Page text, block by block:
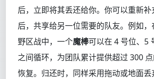
后，立即将其丢还给你。你可以重新
后，共享给另一位需要的队友。例如
野区战中，一个魔棒可以在 4 号位、5
之间循环，为团队累计提供超过 300
恢复。归还时，同样采用拖动或地面